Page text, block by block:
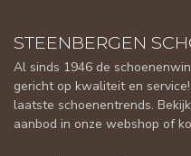
STEENBERGEN
Al sinds 1946 de
gericht op kwaliteit en
laatste schoenentrends.
aanbod in onze webshop of